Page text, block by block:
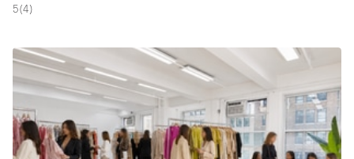
Creatieve ruimte
Dak
Evenementruimte
Foto / Filmstudio
5(4)